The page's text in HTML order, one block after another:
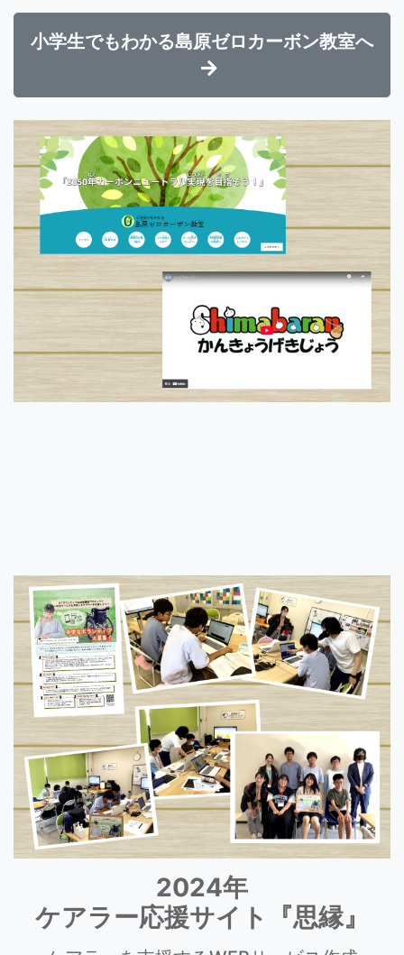
小学生でもわかる島原ゼロカーボン教室へ
2024年
ケアラー応援サイト『思縁』